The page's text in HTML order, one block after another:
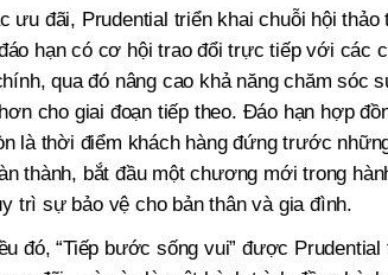
ưu đãi, Prudential triển khai chuỗi hội thảo
hạn có cơ hội trao đổi trực tiếp với các
qua đó nâng cao khả năng chăm sóc
cho giai đoạn tiếp theo. Đáo hạn hợp
là thời điểm khách hàng đứng trước
thành, bắt đầu một chương mới trong
trì sự bảo vệ cho bản thân và gia đình.
đó, “Tiếp bước sống vui” được